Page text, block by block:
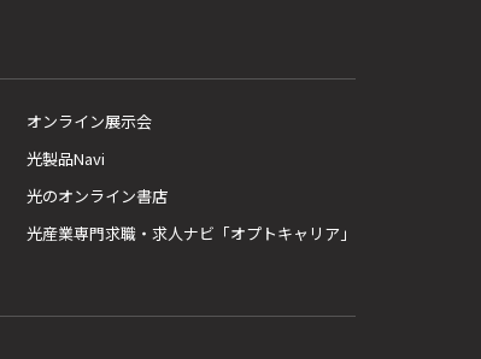
オンライン展示会
光製品Navi
光のオンライン書店
光産業専門求職・求人ナビ「オプトキャリア」